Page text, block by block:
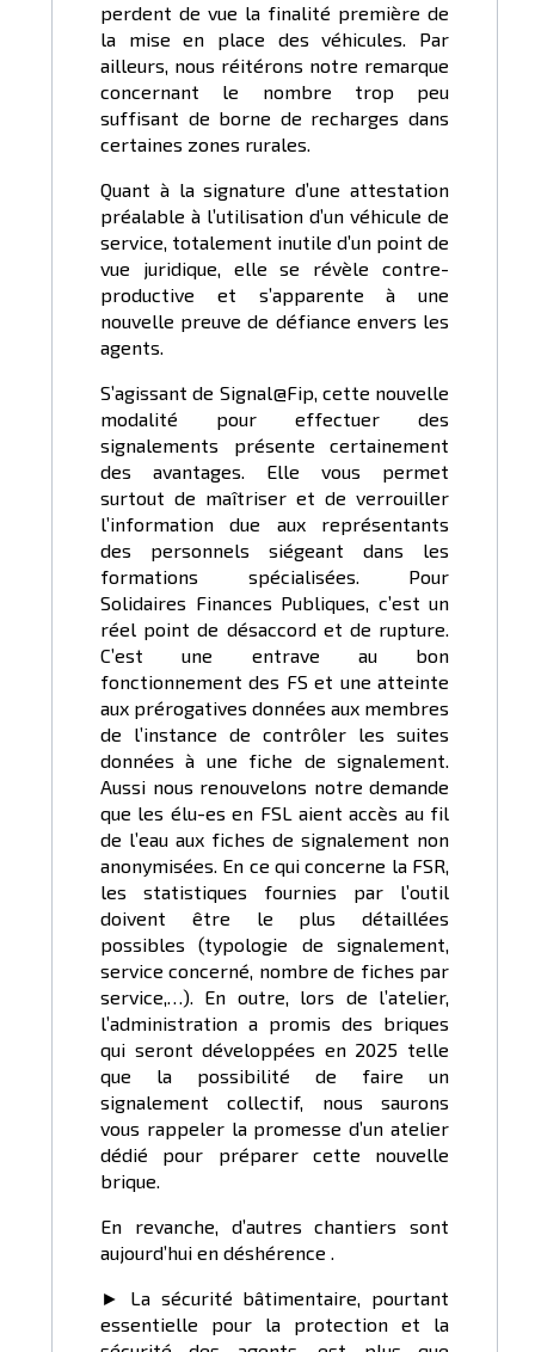
perdent de vue la finalité première de
la mise en place des véhicules. Par
ailleurs, nous réitérons notre remarque
concernant le nombre trop peu
suffisant de borne de recharges dans
certaines zones rurales.
Quant à la signature d’une attestation
préalable à l’utilisation d’un véhicule de
service, totalement inutile d’un point de
vue juridique, elle se révèle contre-
productive et s’apparente à une
nouvelle preuve de défiance envers les
agents.
S’agissant de Signal@Fip, cette nouvelle
modalité pour effectuer des
signalements présente certainement
des avantages. Elle vous permet
surtout de maîtriser et de verrouiller
l’information due aux représentants
des personnels siégeant dans les
formations spécialisées. Pour
Solidaires Finances Publiques, c’est un
réel point de désaccord et de rupture.
C’est une entrave au bon
fonctionnement des FS et une atteinte
aux prérogatives données aux membres
de l’instance de contrôler les suites
données à une fiche de signalement.
Aussi nous renouvelons notre demande
que les élu-es en FSL aient accès au fil
de l’eau aux fiches de signalement non
anonymisées. En ce qui concerne la FSR,
les statistiques fournies par l’outil
doivent être le plus détaillées
possibles (typologie de signalement,
service concerné, nombre de fiches par
service,…). En outre, lors de l’atelier,
l’administration a promis des briques
qui seront développées en 2025 telle
que la possibilité de faire un
signalement collectif, nous saurons
vous rappeler la promesse d’un atelier
dédié pour préparer cette nouvelle
brique.
En revanche, d’autres chantiers sont
aujourd’hui en déshérence .
► La sécurité bâtimentaire, pourtant
essentielle pour la protection et la